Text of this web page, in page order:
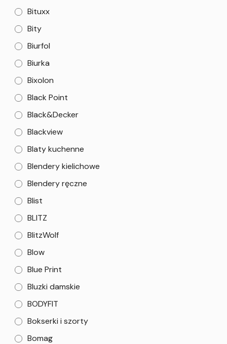
Bituxx
Bity
Biurfol
Biurka
Bixolon
Black Point
Black&Decker
Blackview
Blaty kuchenne
Blendery kielichowe
Blendery ręczne
Blist
BLITZ
BlitzWolf
Blow
Blue Print
Bluzki damskie
BODYFIT
Bokserki i szorty
Bomag